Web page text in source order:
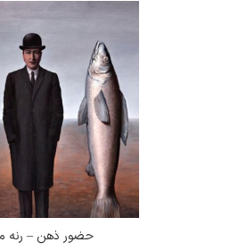
حضور ذهن – رنه ماگریت